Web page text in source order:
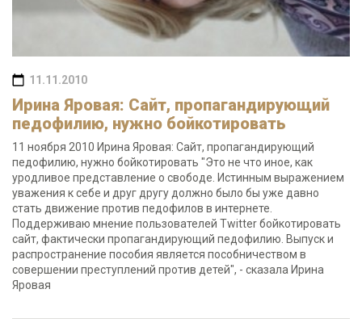
11.11.2010
Ирина Яровая: Сайт, пропагандирующий
педофилию, нужно бойкотировать
11 ноября 2010 Ирина Яровая: Сайт, пропагандирующий
педофилию, нужно бойкотировать "Это не что иное, как
уродливое представление о свободе. Истинным выражением
уважения к себе и друг другу должно было бы уже давно
стать движение против педофилов в интернете.
Поддерживаю мнение пользователей Twitter бойкотировать
сайт, фактически пропагандирующий педофилию. Выпуск и
распространение пособия является пособничеством в
совершении преступлений против детей", - сказала Ирина
Яровая